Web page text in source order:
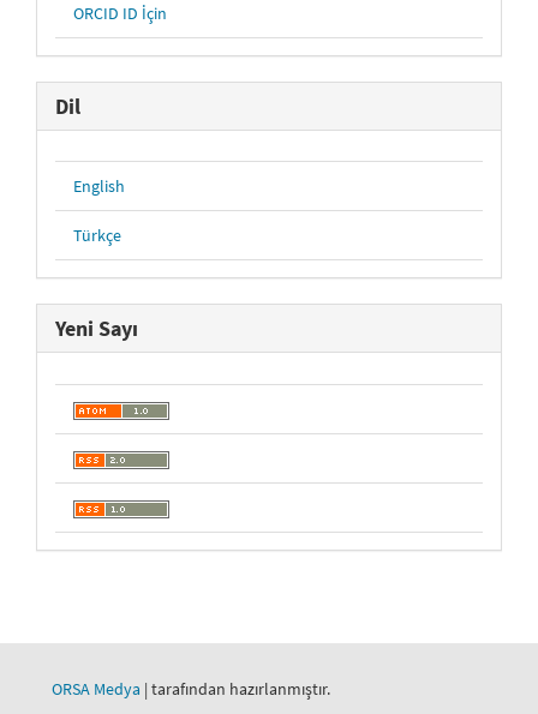
ORCID ID İçin
Dil
English
Türkçe
Yeni Sayı
ORSA Medya | tarafından hazırlanmıştır.